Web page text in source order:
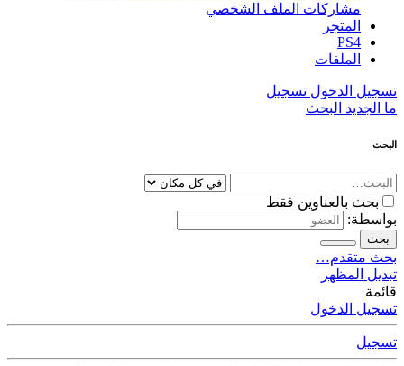
مشاركات الملف الشخصي
المتجر
PS4
الملفات
تسجيل الدخول تسجيل
ما الجديد البحث
البحث
بحث بالعناوين فقط
بواسطة:
بحث
بحث متقدم…
تبديل المظهر
قائمة
تسجيل الدخول
تسجيل